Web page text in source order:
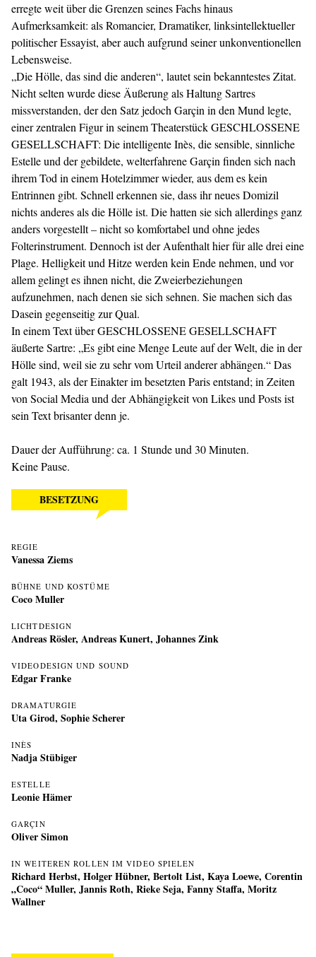
erregte weit über die Grenzen seines Fachs hinaus
Aufmerksamkeit: als Romancier, Dramatiker, linksintellektueller
politischer Essayist, aber auch aufgrund seiner unkonventionellen
Lebensweise.
„Die Hölle, das sind die anderen“, lautet sein bekanntestes Zitat.
Nicht selten wurde diese Äußerung als Haltung Sartres
missverstanden, der den Satz jedoch Garçin in den Mund legte,
einer zentralen Figur in seinem Theaterstück GESCHLOSSENE
GESELLSCHAFT: Die intelligente Inès, die sensible, sinnliche
Estelle und der gebildete, welterfahrene Garçin finden sich nach
ihrem Tod in einem Hotelzimmer wieder, aus dem es kein
Entrinnen gibt. Schnell erkennen sie, dass ihr neues Domizil
nichts anderes als die Hölle ist. Die hatten sie sich allerdings ganz
anders vorgestellt – nicht so komfortabel und ohne jedes
Folterinstrument. Dennoch ist der Aufenthalt hier für alle drei eine
Plage. Helligkeit und Hitze werden kein Ende nehmen, und vor
allem gelingt es ihnen nicht, die Zweierbeziehungen
aufzunehmen, nach denen sie sich sehnen. Sie machen sich das
Dasein gegenseitig zur Qual.
In einem Text über GESCHLOSSENE GESELLSCHAFT
äußerte Sartre: „Es gibt eine Menge Leute auf der Welt, die in der
Hölle sind, weil sie zu sehr vom Urteil anderer abhängen.“ Das
galt 1943, als der Einakter im besetzten Paris entstand; in Zeiten
von Social Media und der Abhängigkeit von Likes und Posts ist
sein Text brisanter denn je.
Dauer der Aufführung: ca. 1 Stunde und 30 Minuten.
Keine Pause.
BESETZUNG
REGIE
Vanessa Ziems
BÜHNE UND KOSTÜME
Coco Muller
LICHTDESIGN
Andreas Rösler, Andreas Kunert, Johannes Zink
VIDEODESIGN UND SOUND
Edgar Franke
DRAMATURGIE
Uta Girod, Sophie Scherer
INÈS
Nadja Stübiger
ESTELLE
Leonie Hämer
GARÇIN
Oliver Simon
IN WEITEREN ROLLEN IM VIDEO SPIELEN
Richard Herbst, Holger Hübner, Bertolt List, Kaya Loewe, Corentin
„Coco“ Muller, Jannis Roth, Rieke Seja, Fanny Staffa, Moritz
Wallner